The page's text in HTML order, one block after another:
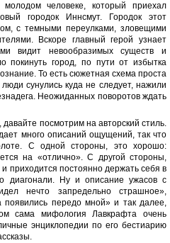
человеке, который приехал
городок Иннсмут. Городок этот
с темными переулками, зловещими
Вскоре главный герой узнает
видит невообразимых существ и
покинуть город, по пути от избытка
То есть сюжетная схема проста
сунулись куда не следует, нажили
Неожиданных поворотов ждать
посмотрим на авторский стиль.
много описаний ощущений, так что
С одной стороны, это хорошо:
на «отлично». С другой стороны,
приходится постоянно держать себя в
диагонали. Ну и описание ужасов с
нечто запредельно страшное»,
появились передо мной» и так далее,
сама мифология Лавкрафта очень
энциклопедии по его бестиарию